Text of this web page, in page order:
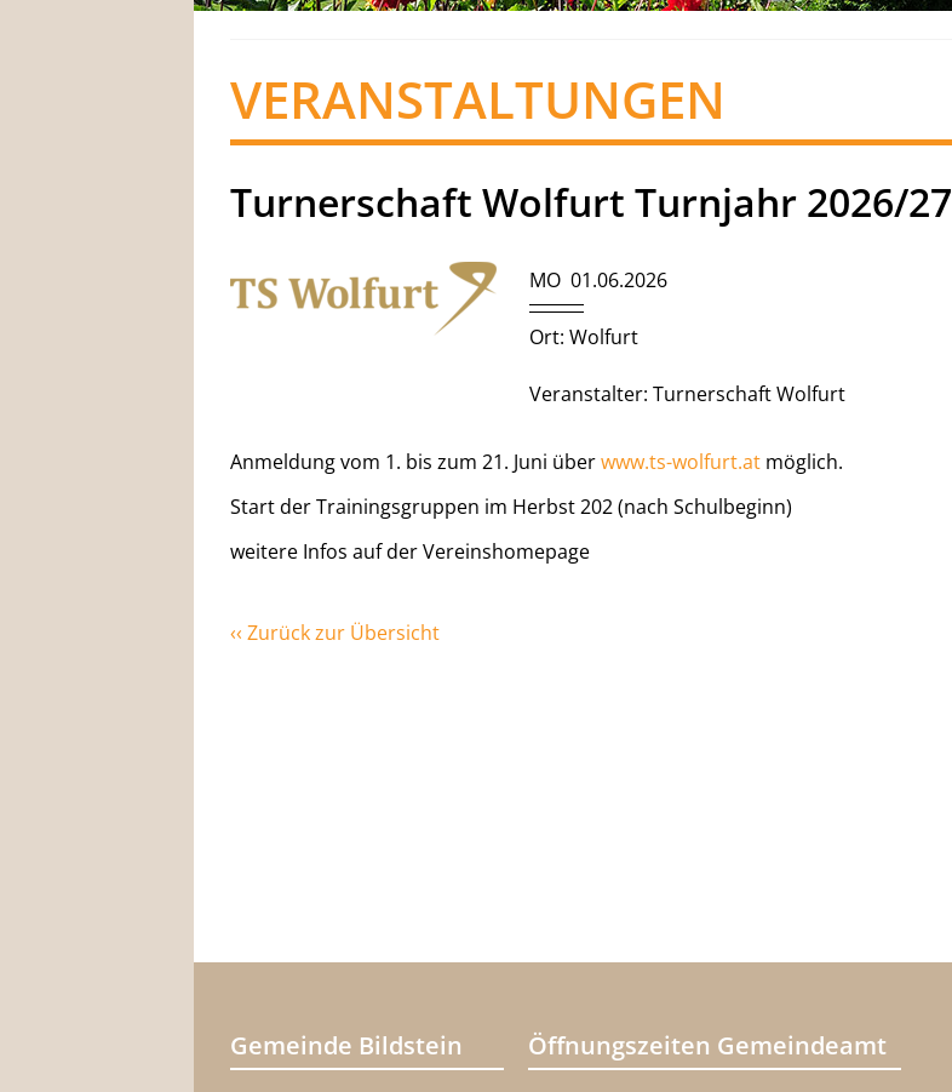
VERANSTALTUNGEN
Turnerschaft Wolfurt Turnjahr 2026/27
MO 01.06.2026
Ort: Wolfurt
Veranstalter: Turnerschaft Wolfurt
Anmeldung vom 1. bis zum 21. Juni überwww.ts-wolfurt.at möglich.
Start der Trainingsgruppen im Herbst 202 (nach Schulbeginn)
weitere Infos auf der Vereinshomepage
‹‹ Zurück zur Übersicht
Gemeinde Bildstein Öffnungszeiten Gemeindeamt